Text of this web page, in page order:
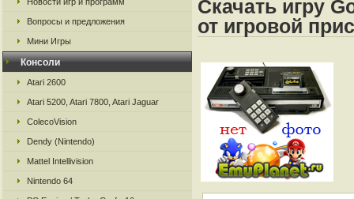
Вопросы и предложения
Мини Игры
Консоли
Atari 2600
Atari 5200, Atari 7800, Atari Jaguar
ColecoVision
Dendy (Nintendo)
Mattel Intellivision
Nintendo 64
Скачать игру
от игровой